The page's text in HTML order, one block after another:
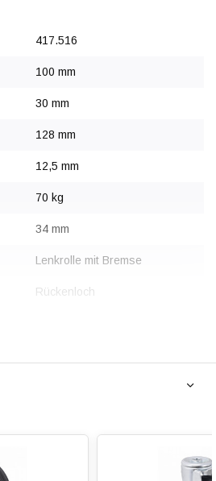
417.516
100 mm
30 mm
128 mm
12,5 mm
70 kg
34 mm
Lenkrolle mit Bremse
Rückenloch
Rollenlager